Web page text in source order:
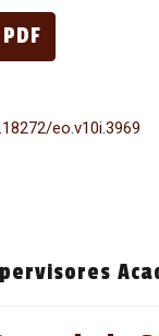
PDF
eo.v10i.3969